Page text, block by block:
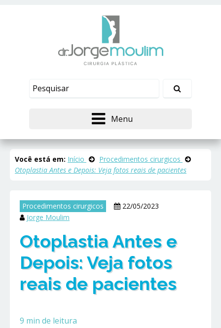
Menu
Você está em: Início
Procedimentos cirurgicos
Otoplastia Antes e Depois: Veja fotos reais de pacientes
Procedimentos cirurgicos
22/05/2023
Jorge Moulim
Otoplastia Antes e
Depois: Veja fotos
reais de pacientes
9 min de leitura